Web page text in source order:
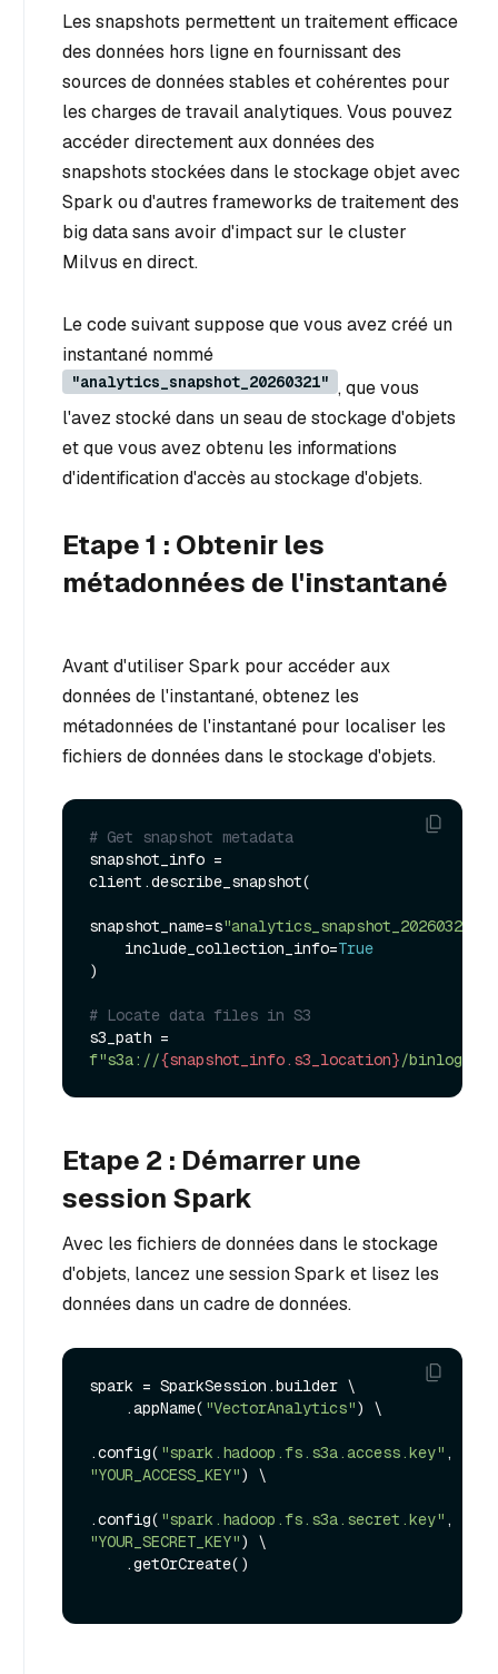
Les snapshots permettent un traitement efficace
des données hors ligne en fournissant des
sources de données stables et cohérentes pour
les charges de travail analytiques. Vous pouvez
accéder directement aux données des
snapshots stockées dans le stockage objet avec
Spark ou d'autres frameworks de traitement des
big data sans avoir d'impact sur le cluster
Milvus en direct.
Le code suivant suppose que vous avez créé un
instantané nommé
"analytics_snapshot_20260321" , que vous
l'avez stocké dans un seau de stockage d'objets
et que vous avez obtenu les informations
d'identification d'accès au stockage d'objets.
Etape 1 : Obtenir les
métadonnées de l'instantané
Avant d'utiliser Spark pour accéder aux
données de l'instantané, obtenez les
métadonnées de l'instantané pour localiser les
fichiers de données dans le stockage d'objets.
# Get snapshot metadata
snapshot_info =
client.describe_snapshot(
snapshot_name=s"analytics_snapshot_20260321"
    include_collection_info=
True
)
# Locate data files in S3
f"s3a://{snapshot_info.s3_location}/binlogs/"
Etape 2 : Démarrer une
session Spark
Avec les fichiers de données dans le stockage
d'objets, lancez une session Spark et lisez les
données dans un cadre de données.
spark = SparkSession.builder \
    .appName(
"VectorAnalytics") \
.config( "spark.hadoop.fs.s3a.access.key"
"YOUR_ACCESS_KEY") \
.config( "spark.hadoop.fs.s3a.secret.key"
"YOUR_SECRET_KEY") \